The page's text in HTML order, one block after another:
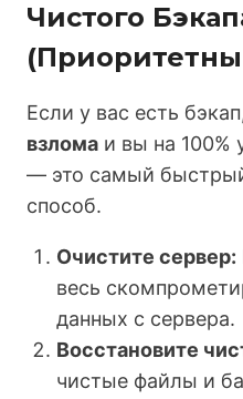
Чистого
Если у вас есть
взлома и вы на 100%
— это самый
способ.
Очистите сервер:
весь
данных с сервера.
Восстановите
чистые файлы и